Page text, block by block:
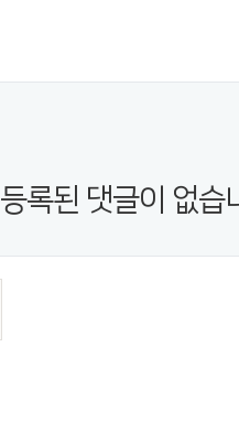
등록된 댓글이 없습